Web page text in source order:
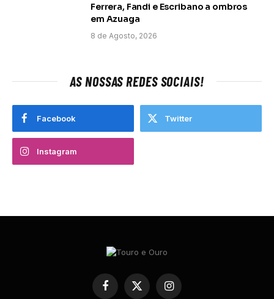
Ferrera, Fandi e Escribano a ombros
em Azuaga
8 de Agosto, 2026
AS NOSSAS REDES SOCIAIS!
Facebook Twitter
Instagram
Facebook
X
Instagram